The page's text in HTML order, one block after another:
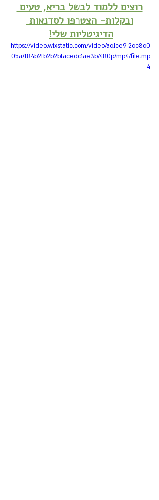
רוצים ללמוד לבשל בריא, טעים
ובקלות- הצטרפו לסדנאות
הדיגיטליות שלי!
https://video.wixstatic.com/video/ac1ce9_2cc8c0
05a7f84b2fb2b2bfacedc1ae3b/480p/mp4/file.mp
4